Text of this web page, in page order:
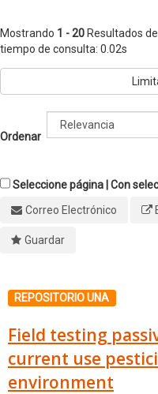
Mostrando 1 - 20 Resultados de
tiempo de consulta: 0.02s
Ordenar
Seleccione página | Con
Correo Electrónico
Guardar
REPOSITORIO UNA
Field testing
current use
environment